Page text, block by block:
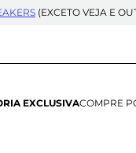
(EXCETO VEJA E
EXCLUSIVACOMPRE